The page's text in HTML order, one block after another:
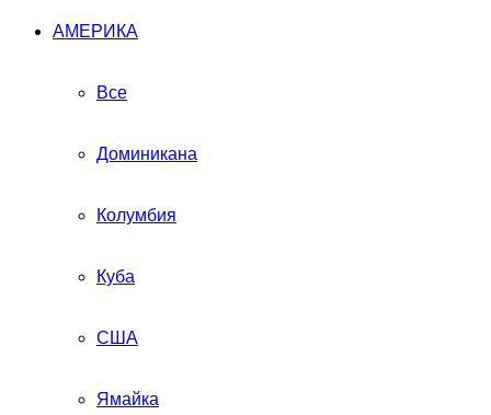
АМЕРИКА
Все
Доминикана
Колумбия
Куба
США
Ямайка